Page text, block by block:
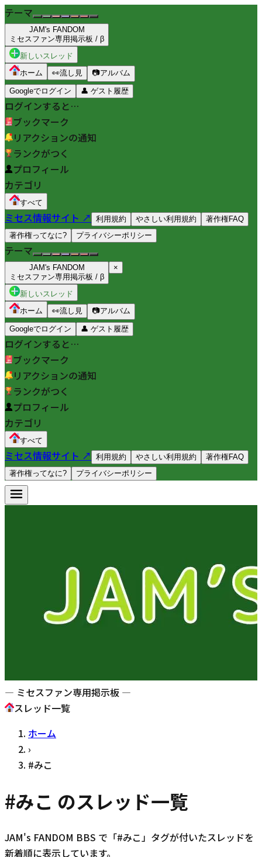
テーマ
JAM's FANDOM
ミセスファン専用掲示板 / β
新しいスレッド
ホーム
👀流し見 📷アルバム
Googleでログイン 👤 ゲスト履歴
ログインすると…
ブックマーク
リアクションの通知
ランクがつく
プロフィール
カテゴリ
すべて
ミセス情報サイト ↗ 利用規約 やさしい利用規約
著作権FAQ
著作権ってなに?
プライバシーポリシー
テーマ
JAM's FANDOM
ミセスファン専用掲示板 / β
×
新しいスレッド
ホーム
👀流し見 📷アルバム
Googleでログイン 👤 ゲスト履歴
ログインすると…
ブックマーク
リアクションの通知
ランクがつく
プロフィール
カテゴリ
すべて
ミセス情報サイト ↗ 利用規約 やさしい利用規約
著作権FAQ
著作権ってなに?
プライバシーポリシー
— ミセスファン専用掲示板 —
スレッド一覧
ホーム
›
#みこ
#みこ のスレッド一覧
JAM's FANDOM BBS で「#みこ」タグが付いたスレッドを
新着順に表示しています。